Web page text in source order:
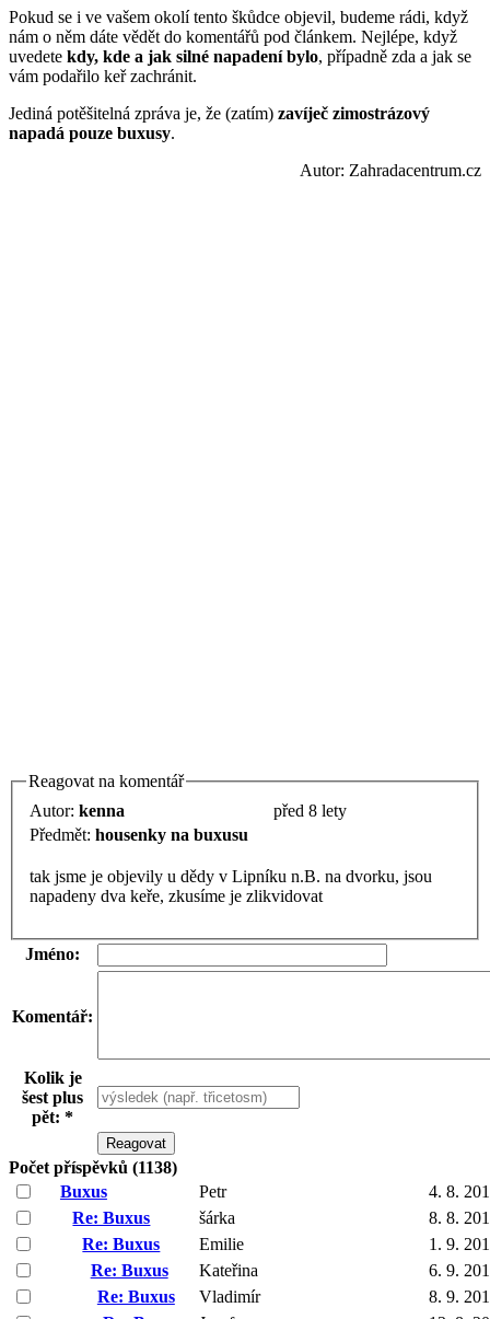
Pokud se i ve vašem okolí tento škůdce objevil, budeme rádi, když
nám o něm dáte vědět do komentářů pod článkem. Nejlépe, když
uvedete kdy, kde a jak silné napadení bylo, případně zda a jak se
vám podařilo keř zachránit.
Jediná potěšitelná zpráva je, že (zatím) zavíječ zimostrázový
napadá pouze buxusy.
Autor: Zahradacentrum.cz
Reagovat na komentář
Autor: kenna
před 8 lety
Předmět: housenky na buxusu
tak jsme je objevily u dědy v Lipníku n.B. na dvorku, jsou
napadeny dva keře, zkusíme je zlikvidovat
Jméno:
Komentář:
Kolik je
šest plus
pět: *
Počet příspěvků (1138)
Buxus
Petr
4. 8.
Re: Buxus
šárka
8. 8.
Re: Buxus
Emilie
1. 9.
Re: Buxus
Kateřina
6. 9.
Re: Buxus
Vladimír
8. 9.